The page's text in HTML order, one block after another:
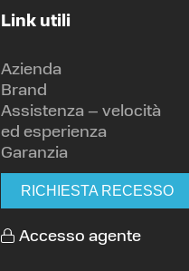
Link utili
Azienda
Brand
Assistenza – velocità
ed esperienza
Garanzia
RICHIESTA RECESSO
Accesso agente